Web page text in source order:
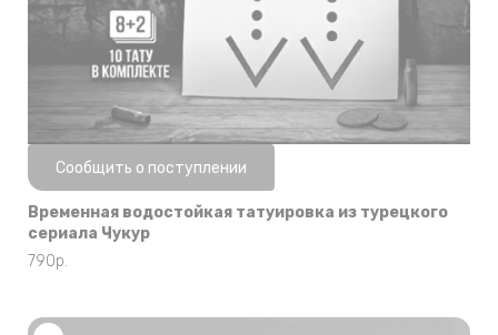
Нет в наличии
Сообщить о поступлении
Временная водостойкая татуировка из турецкого
сериала Чукур
790р.